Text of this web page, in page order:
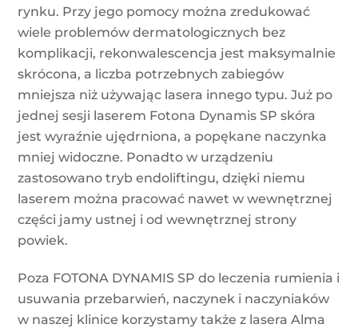
rynku. Przy jego pomocy można zredukować
wiele problemów dermatologicznych bez
komplikacji, rekonwalescencja jest maksymalnie
skrócona, a liczba potrzebnych zabiegów
mniejsza niż używając lasera innego typu. Już po
jednej sesji laserem Fotona Dynamis SP skóra
jest wyraźnie ujędrniona, a popękane naczynka
mniej widoczne. Ponadto w urządzeniu
zastosowano tryb endoliftingu, dzięki niemu
laserem można pracować nawet w wewnętrznej
części jamy ustnej i od wewnętrznej strony
powiek.
Poza FOTONA DYNAMIS SP do leczenia rumienia i
usuwania przebarwień, naczynek i naczyniaków
w naszej klinice korzystamy także z lasera Alma